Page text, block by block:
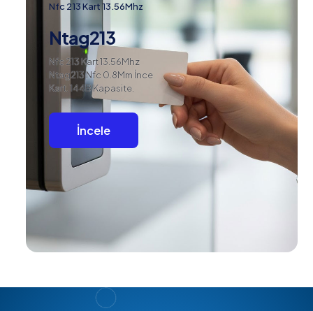
Nfc 213 Kart 13.56Mhz
Ntag213
Nfc 213 Kart 13.56Mhz
Ntag213 Nfc 0.8Mm İnce
Kart. 144B Kapasite.
İncele